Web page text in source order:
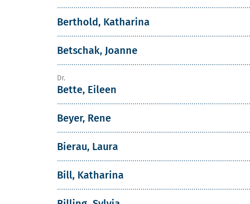
Berthold, Katharina
Betschak, Joanne
Dr.
Bette, Eileen
Beyer, Rene
Bierau, Laura
Bill, Katharina